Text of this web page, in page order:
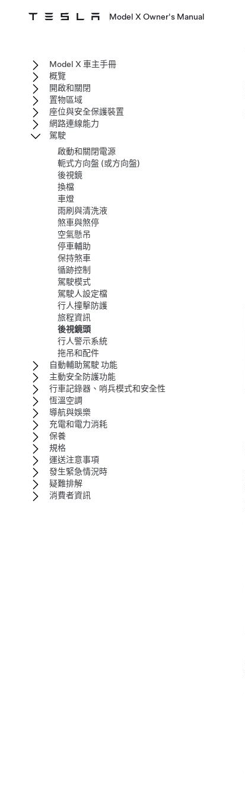
Model X Owner's Manual
Model X 車主手冊
概覽
開啟和關閉
置物區域
座位與安全保護裝置
網路連線能力
駕駛
啟動和關閉電源
軛式方向盤 (或方向盤)
後視鏡
換檔
車燈
雨刷與清洗液
煞車與煞停
空氣懸吊
停車輔助
保持煞車
循跡控制
駕駛模式
駕駛人設定檔
行人撞擊防護
旅程資訊
後視鏡頭
行人警示系統
拖吊和配件
自動輔助駕駛 功能
主動安全防護功能
行車記錄器、哨兵模式和安全性
恆溫空調
導航與娛樂
充電和電力消耗
保養
規格
運送注意事項
發生緊急情況時
疑難排解
消費者資訊